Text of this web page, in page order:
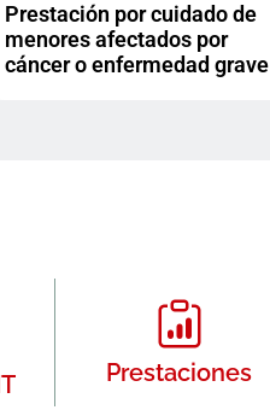
Prestación por cuidado de
menores afectados por
cáncer o enfermedad grave
Prestaciones